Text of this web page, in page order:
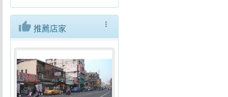
more_vert
thumb_up 推薦店家